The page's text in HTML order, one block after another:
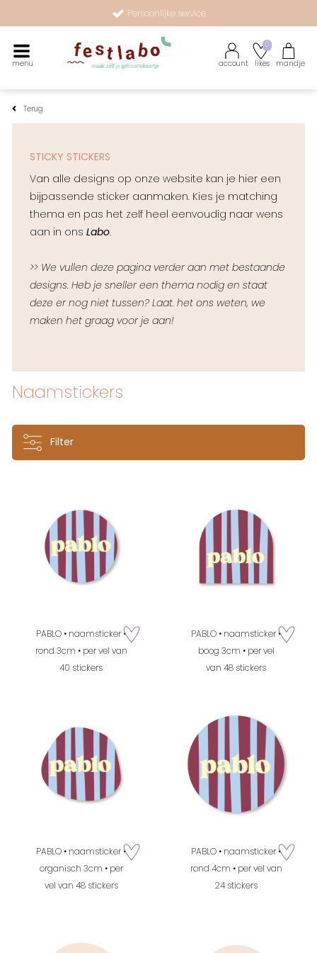
Persoonlijke service
menu account likes
0
mandje
Terug
STICKY STICKERS
Van alle designs op onze website kan je hier een
bijpassende sticker aanmaken. Kies je matching
thema en pas het zelf heel eenvoudig naar wens
aan in ons Labo.
>> We vullen deze pagina verder aan met bestaande
designs. Heb je sneller een thema nodig en staat
deze er nog niet tussen? Laat. het ons weten, we
maken het graag voor je aan!
Naamstickers
Filter
PABLO • naamsticker •
rond 3cm • per vel van
40 stickers
zet op verlanglijstje
PABLO • naamsticker •
boog 3cm • per vel
van 48 stickers
zet op
PABLO • naamsticker •
organisch 3cm • per
vel van 48 stickers
zet op verlanglijstje
PABLO • naamsticker •
rond 4cm • per vel van
24 stickers
zet op